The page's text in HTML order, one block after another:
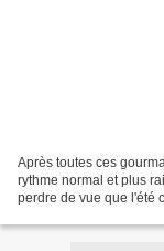
Après toutes ces
rythme normal et plus
perdre de vue que l'été